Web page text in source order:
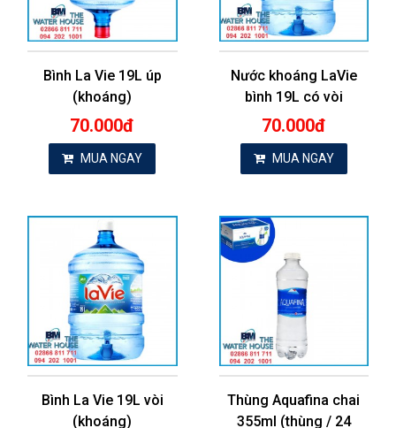
Bình La Vie 19L úp
(khoáng)
70.000đ
MUA NGAY
Nước khoáng LaVie
bình 19L có vòi
70.000đ
MUA NGAY
Bình La Vie 19L vòi
(khoáng)
Thùng Aquafina chai
355ml (thùng / 24